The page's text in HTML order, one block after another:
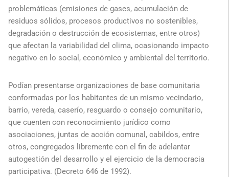
problemáticas (emisiones de gases, acumulación de
residuos sólidos, procesos productivos no sostenibles,
degradación o destrucción de ecosistemas, entre otros)
que afectan la variabilidad del clima, ocasionando impacto
negativo en lo social, económico y ambiental del territorio.
Podían presentarse organizaciones de base comunitaria
conformadas por los habitantes de un mismo vecindario,
barrio, vereda, caserío, resguardo o consejo comunitario,
que cuenten con reconocimiento jurídico como
asociaciones, juntas de acción comunal, cabildos, entre
otros, congregados libremente con el fin de adelantar
autogestión del desarrollo y el ejercicio de la democracia
participativa. (Decreto 646 de 1992).